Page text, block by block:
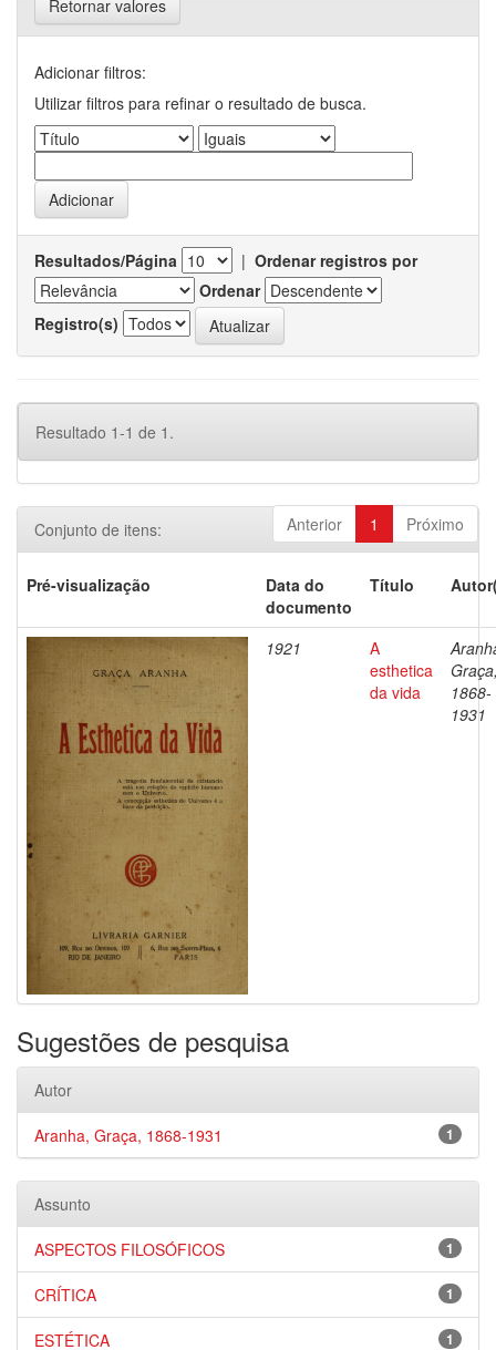
Retornar valores
Adicionar filtros:
Utilizar filtros para refinar o resultado de busca.
Resultados/Página | Ordenar registros por
Ordenar
Registro(s)
Resultado 1-1 de 1.
Anterior 1 Próximo
Conjunto de itens:
Pré-visualização
Data do
documento
Título
1921
A
esthetica
da vida
1868-
1931
Sugestões de pesquisa
Autor
1
Aranha, Graça, 1868-1931
Assunto
1
ASPECTOS FILOSÓFICOS
1
CRÍTICA
1
ESTÉTICA